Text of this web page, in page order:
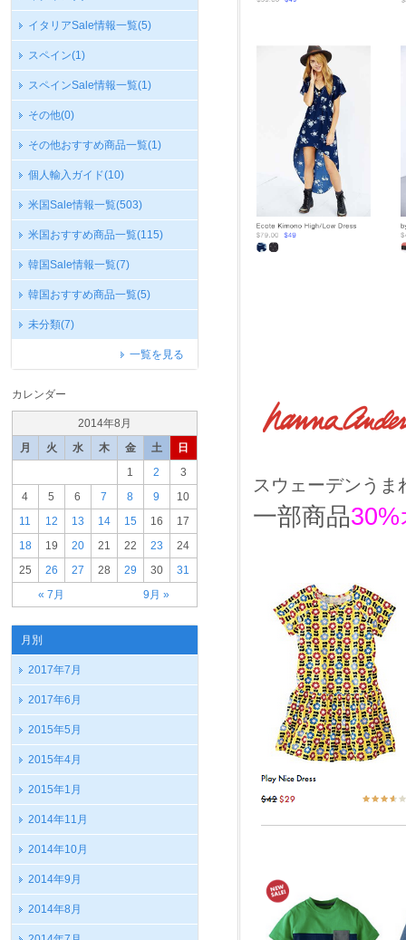
イタリアSale情報一覧(5)
スペイン(1)
スペインSale情報一覧(1)
その他(0)
その他おすすめ商品一覧(1)
個人輸入ガイド(10)
米国Sale情報一覧(503)
米国おすすめ商品一覧(115)
韓国Sale情報一覧(7)
韓国おすすめ商品一覧(5)
未分類(7)
一覧を見る
カレンダー
2014年8月
月
火 水 木 金 土 日
« 7月 9月 »
1 2
3
4
5 6 7 8 9
10
11
12 13 14 15 16
17
18
19 20 21 22 23
24
25
26 27 28 29 30 31
月別
2017年7月
2017年6月
2015年5月
2015年4月
2015年1月
2014年11月
2014年10月
2014年9月
2014年8月
スウェーデンう
一部商品